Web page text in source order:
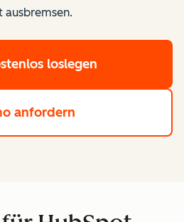
ausbremsen.
loslegen
anfordern